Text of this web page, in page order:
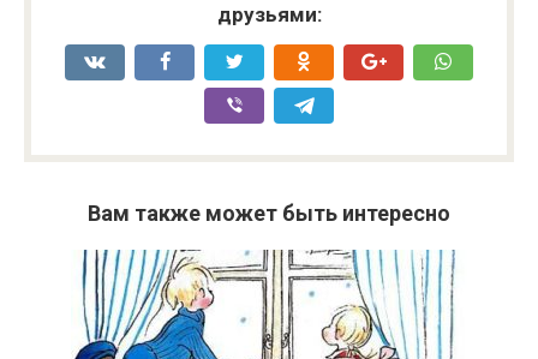
друзьями:
Вам также может быть интересно